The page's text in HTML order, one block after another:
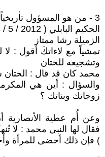
3 - من هو المسؤول تأريخياً عن ختان النساء ؟
الحكيم البابلي ( 2012 / 5 / 14 - 18:38 )
الزميلة رشا ممتاز
تمشياً مع لاءاتكَ أقول : لا
وتشجيعه للختان
محمد كان قد قال : الختان
والسؤال : أين هي
زوجاتك وبناتك ؟
وعن أُم عطية الأنصارية
فقال لها النبي محمد : لا
) فإن ذلك أحضى للمرأة